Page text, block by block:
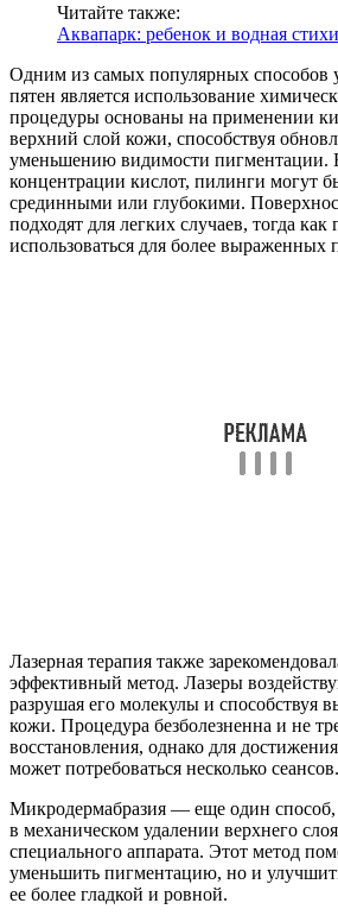
Читайте также:
Аквапарк: ребенок и водная
Одним из самых популярных способов
пятен является использование
процедуры основаны на применении
верхний слой кожи, способствуя
уменьшению видимости пигментации.
концентрации кислот, пилинги могут
срединными или глубокими.
подходят для легких случаев, тогда как
использоваться для более выраженных
Лазерная терапия также
эффективный метод. Лазеры
разрушая его молекулы и способствуя
кожи. Процедура безболезненна и не
восстановления, однако для
может потребоваться несколько сеансов.
Микродермабразия — еще один способ,
в механическом удалении верхнего
специального аппарата. Этот метод
уменьшить пигментацию, но и
ее более гладкой и ровной.